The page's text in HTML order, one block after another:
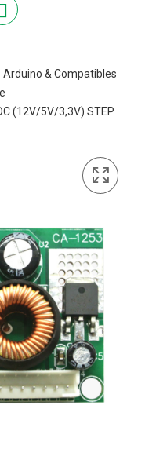
Arduino & Compatibles
(12V/5V/3,3V) STEP